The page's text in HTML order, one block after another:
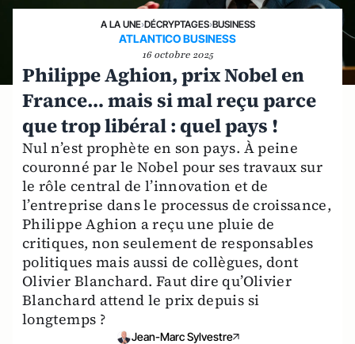
A LA UNE›DÉCRYPTAGES›BUSINESS
ATLANTICO BUSINESS
16 octobre 2025
Philippe Aghion, prix Nobel en
France… mais si mal reçu parce
que trop libéral : quel pays !
Nul n’est prophète en son pays. À peine
couronné par le Nobel pour ses travaux sur
le rôle central de l’innovation et de
l’entreprise dans le processus de croissance,
Philippe Aghion a reçu une pluie de
critiques, non seulement de responsables
politiques mais aussi de collègues, dont
Olivier Blanchard. Faut dire qu’Olivier
Blanchard attend le prix depuis si
longtemps ?
Jean-Marc Sylvestre